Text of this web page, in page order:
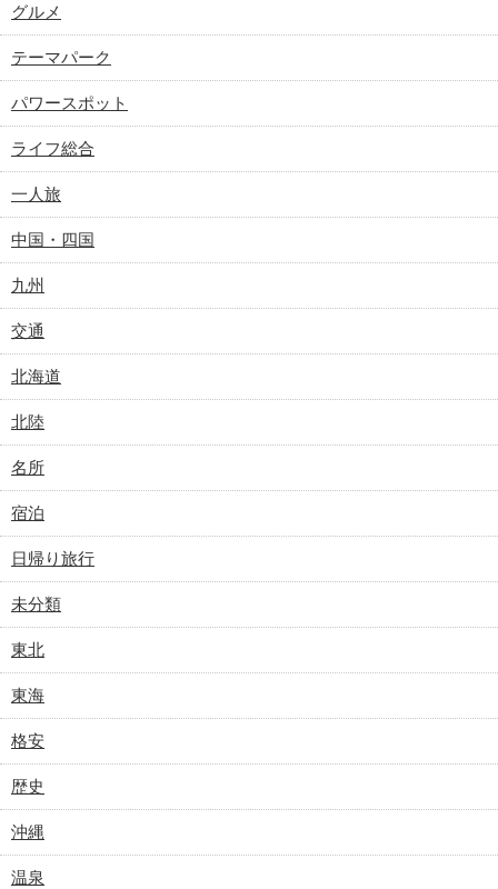
グルメ
テーマパーク
パワースポット
ライフ総合
一人旅
中国・四国
九州
交通
北海道
北陸
名所
宿泊
日帰り旅行
未分類
東北
東海
格安
歴史
沖縄
温泉